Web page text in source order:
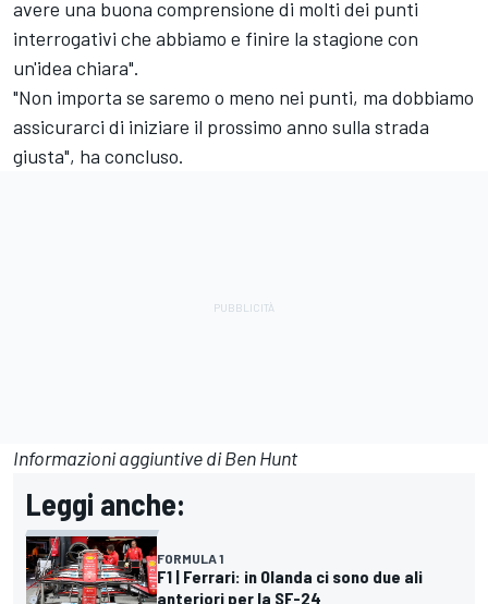
avere una buona comprensione di molti dei punti
interrogativi che abbiamo e finire la stagione con
un'idea chiara".
"Non importa se saremo o meno nei punti, ma dobbiamo
assicurarci di iniziare il prossimo anno sulla strada
giusta", ha concluso.
Informazioni aggiuntive di Ben Hunt
Leggi anche:
FORMULA 1
F1 | Ferrari: in Olanda ci sono due ali
anteriori per la SF-24